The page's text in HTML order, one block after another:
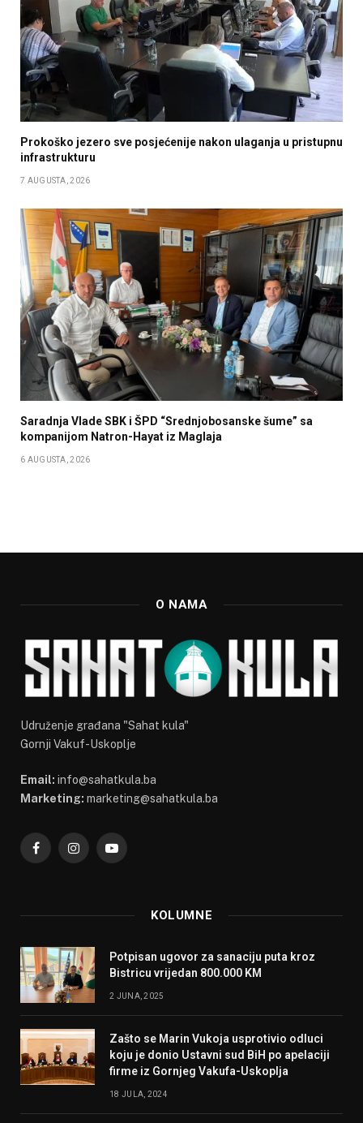
Prokoško jezero sve posjećenije nakon ulaganja u pristupnu
infrastrukturu
7 AUGUSTA, 2026
Saradnja Vlade SBK i ŠPD “Srednjobosanske šume” sa
kompanijom Natron-Hayat iz Maglaja
6 AUGUSTA, 2026
O NAMA
Udruženje građana "Sahat kula"
Gornji Vakuf-Uskoplje
Email: info@sahatkula.ba
Marketing: marketing@sahatkula.ba
FacebookInstagramYouTube
KOLUMNE
Potpisan ugovor za sanaciju puta kroz
Bistricu vrijedan 800.000 KM
2 JUNA, 2025
Zašto se Marin Vukoja usprotivio odluci
koju je donio Ustavni sud BiH po apelaciji
firme iz Gornjeg Vakufa-Uskoplja
18 JULA, 2024